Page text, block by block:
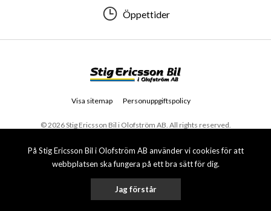
På Stig Ericsson Bil i Olofström AB använder vi cookies för att
webbplatsen ska fungera på ett bra sätt för dig.
Jag förstår
Öppettider
© 2026 Stig Ericsson Bil i Olofström AB. All rights reserved.
Visa sitemap Personuppgiftspolicy